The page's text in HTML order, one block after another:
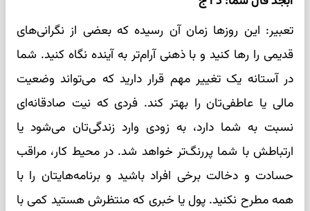
تعبیر: این روزها زمان آن رسیده که بعضی از نگرانی‌های
قدیمی را رها کنید و با ذهنی آرام‌تر به آینده نگاه کنید. شما
در آستانه یک تغییر مهم قرار دارید که می‌تواند وضعیت
مالی یا عاطفی‌تان را بهتر کند. فردی که نیت صادقانه‌ای
نسبت به شما دارد، به زودی وارد زندگی‌تان می‌شود یا
ارتباطش با شما پررنگ‌تر خواهد شد. در محیط کار، مراقب
حسادت و دخالت برخی افراد باشید و برنامه‌هایتان را با
همه مطرح نکنید. پول یا خبری که منتظرش هستید کمی با